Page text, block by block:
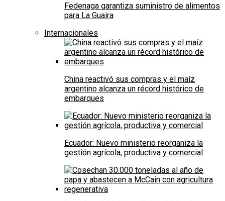
Fedenaga garantiza suministro de alimentos
para La Guaira
Internacionales
China reactivó sus compras y el maíz
argentino alcanza un récord histórico de
embarques
Ecuador: Nuevo ministerio reorganiza la
gestión agrícola, productiva y comercial